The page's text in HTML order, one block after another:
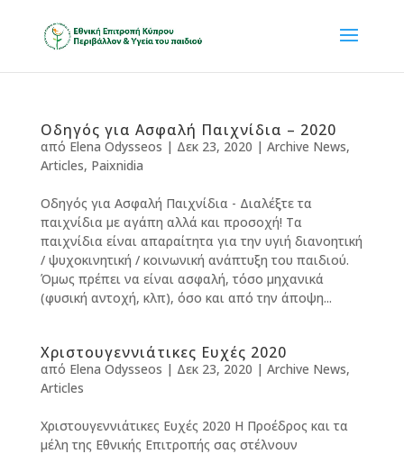
Οδηγός για Ασφαλή Παιχνίδια – 2020
από Elena Odysseos | Δεκ 23, 2020 | Archive News,
Articles, Paixnidia
Οδηγός για Ασφαλή Παιχνίδια - Διαλέξτε τα
παιχνίδια με αγάπη αλλά και προσοχή! Τα
παιχνίδια είναι απαραίτητα για την υγιή διανοητική
/ ψυχοκινητική / κοινωνική ανάπτυξη του παιδιού.
Όμως πρέπει να είναι ασφαλή, τόσο μηχανικά
(φυσική αντοχή, κλπ), όσο και από την άποψη...
Χριστουγεννιάτικες Ευχές 2020
από Elena Odysseos | Δεκ 23, 2020 | Archive News,
Articles
Χριστουγεννιάτικες Ευχές 2020 Η Προέδρος και τα
μέλη της Εθνικής Επιτροπής σας στέλνουν